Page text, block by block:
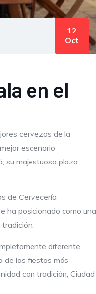
12
Oct
en el
cervezas de la
escenario
su majestuosa plaza
de Cervecería
ha posicionado como una
diferente,
de las fiestas más
con tradición, Ciudad